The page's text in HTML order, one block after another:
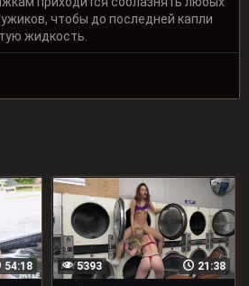
чтобы до последней капли
жидкость.
54:18 21:38
5393